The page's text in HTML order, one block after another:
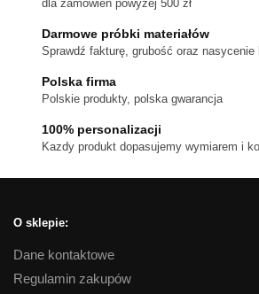
Opcje
można
wybrać
stronie
dla zamówień powyżej 500 zł
Darmowe próbki materiałów
Sprawdź fakturę, grubość oraz nasycenie
Polska firma
Polskie produkty, polska gwarancja
100% personalizacji
Kazdy produkt dopasujemy wymiarem i
O sklepie:
Dane kontaktowe
Regulamin zakupów